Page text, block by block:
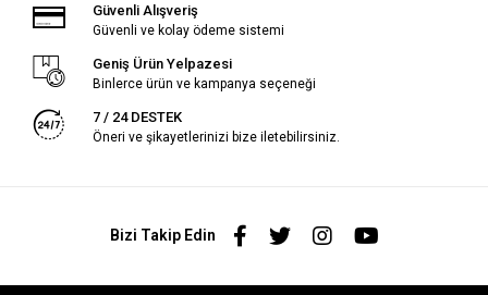
Güvenli Alışveriş
Güvenli ve kolay ödeme sistemi
Geniş Ürün Yelpazesi
Binlerce ürün ve kampanya seçeneği
7 / 24 DESTEK
Öneri ve şikayetlerinizi bize iletebilirsiniz.
Bizi Takip Edin